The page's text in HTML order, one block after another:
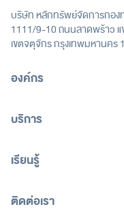
บริษัท หลักทรัพย์จัดการกอง
1111/9-10 ถนนลาดพร้าว แ
เขตจตุจักร กรุงเทพมหานคร
องค์กร
บริการ
เรียนรู้
ติดต่อเรา